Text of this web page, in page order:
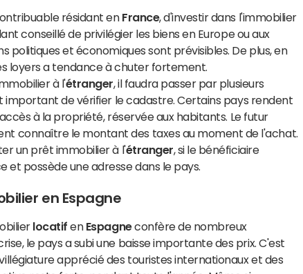
résidant en France, d'investir dans l'immobilier
conseillé de privilégier les biens en Europe ou aux
politiques et économiques sont prévisibles. De plus, en
loyers a tendance à chuter fortement.
à l'étranger, il faudra passer par plusieurs
important de vérifier le cadastre. Certains pays rendent
à la propriété, réservée aux habitants. Le futur
connaître le montant des taxes au moment de l'achat.
un prêt immobilier à l'étranger, si le bénéficiaire
et possède une adresse dans le pays.
en Espagne
locatif en Espagneconfère de nombreux
le pays a subi une baisse importante des prix. C'est
apprécié des touristes internationaux et des